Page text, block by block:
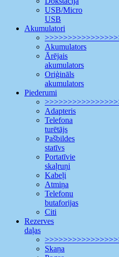
USB/Micro
USB
Akumulatori
Akumulators
Ārējais
akumulators
Oriģināls
akumulators
Piederumi
Adapteris
Telefona
turētājs
Pašbildes
statīvs
Portatīvie
skaļruņi
Kabeļi
Atmiņa
Telefonu
butaforijas
Citi
Rezerves
daļas
Skaņa